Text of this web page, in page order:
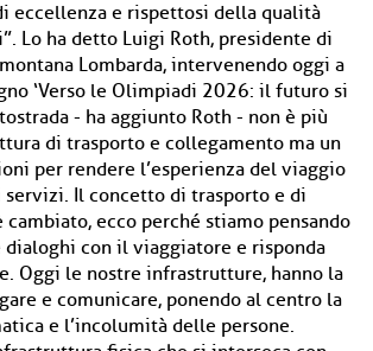
eccellenza e rispettosi della qualità
Lo ha detto Luigi Roth, presidente di
Lombarda, intervenendo oggi a
‘Verso le Olimpiadi 2026: il futuro si
- ha aggiunto Roth - non è più
di trasporto e collegamento ma un
per rendere l’esperienza del viaggio
Il concetto di trasporto e di
ecco perché stiamo pensando
dialoghi con il viaggiatore e risponda
Oggi le nostre infrastrutture, hanno la
e comunicare, ponendo al centro la
e l’incolumità delle persone.